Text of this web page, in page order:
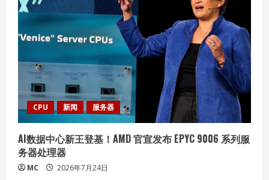
R
e
a
d
i
n
g
CPU 新闻 服务器
AI数据中心新王登基！AMD 官宣发布 EPYC 9006 系列服
务器处理器
MC 2026年7月24日